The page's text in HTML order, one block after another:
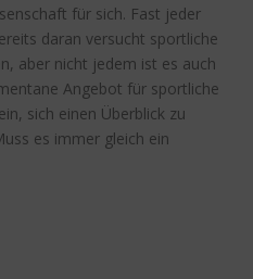
für sich. Fast jeder
daran versucht sportliche
aber nicht jedem ist es auch
Angebot für sportliche
sich einen Überblick zu
es immer gleich ein